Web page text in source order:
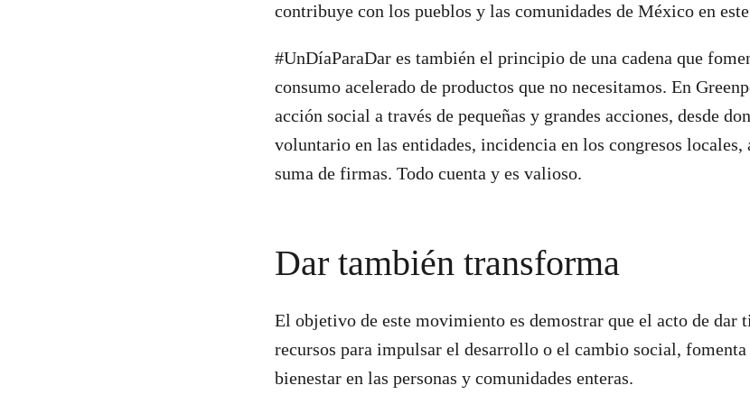
contribuye con los pueblos y las comunidades de México en
#UnDíaParaDar es también el principio de una cadena que
consumo acelerado de productos que no necesitamos. En
acción social a través de pequeñas y grandes acciones, desde
voluntario en las entidades, incidencia en los congresos locales,
suma de firmas. Todo cuenta y es valioso.
Dar también transforma
El objetivo de este movimiento es demostrar que el acto de dar
recursos para impulsar el desarrollo o el cambio social,
bienestar en las personas y comunidades enteras.